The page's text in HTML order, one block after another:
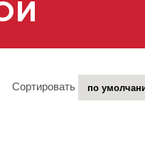
Сортировать